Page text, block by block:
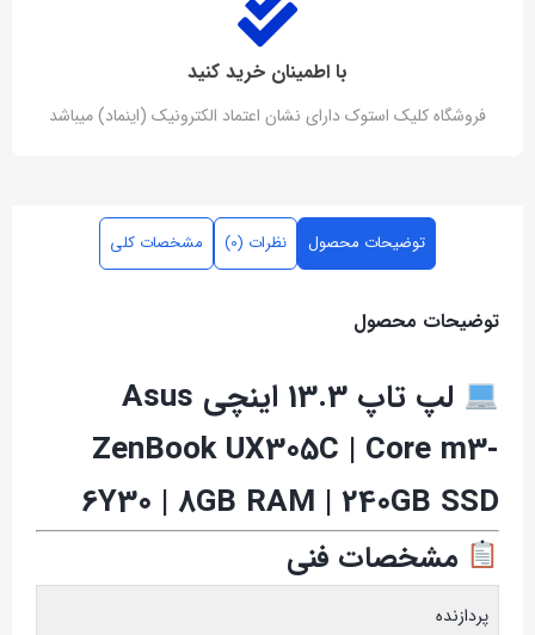
با اطمینان خرید کنید
فروشگاه کلیک استوک دارای نشان اعتماد الکترونیک (اینماد) میباشد
توضیحات محصول نظرات (0) مشخصات کلی
توضیحات محصول
لپ تاپ 13.3 اینچی Asus
ZenBook UX305C | Core m3-
6Y30 | 8GB RAM | 240GB SSD
مشخصات فنی
پردازنده